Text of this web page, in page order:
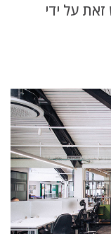
על ידי